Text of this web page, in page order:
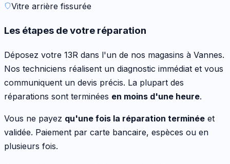
Vitre arrière fissurée
Les étapes de votre réparation
Déposez votre 13R dans l'un de nos magasins à Vannes.
Nos techniciens réalisent un diagnostic immédiat et vous
communiquent un devis précis. La plupart des
réparations sont terminées en moins d'une heure.
Vous ne payez qu'une fois la réparation terminée et
validée. Paiement par carte bancaire, espèces ou en
plusieurs fois.